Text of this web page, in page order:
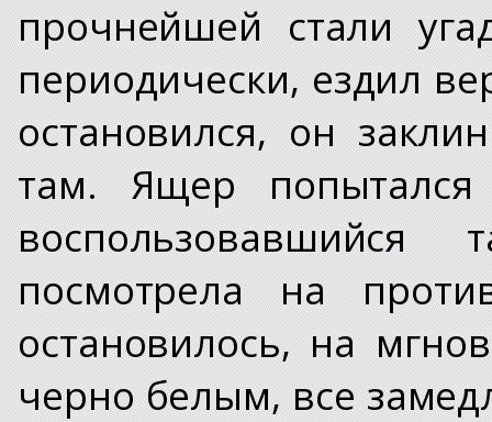
прочнейшей стали
периодически, ездил
остановился, он
там. Ящер попытался
посмотрела на
остановилось, на
черно белым, все